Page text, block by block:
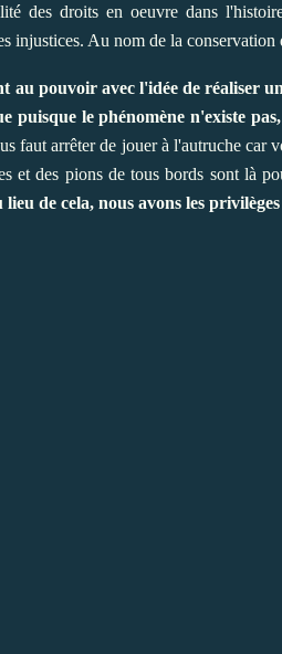
des droits en oeuvre dans
injustices. Au nom de la conservation
au pouvoir avec l'idée de réaliser
puisque le phénomène n'existe
faut arrêter de jouer à l'autruche car
et des pions de tous bords sont là
de cela, nous avons les